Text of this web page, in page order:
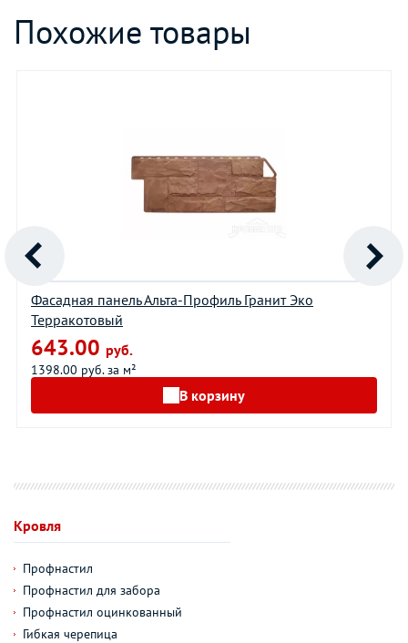
Похожие товары
Фасадная панель Альта-Профиль Гранит Эко
Терракотовый
643.00 руб.
1398.00 руб. за м²
В корзину
Кровля
Профнастил
Профнастил для забора
Профнастил оцинкованный
Гибкая черепица